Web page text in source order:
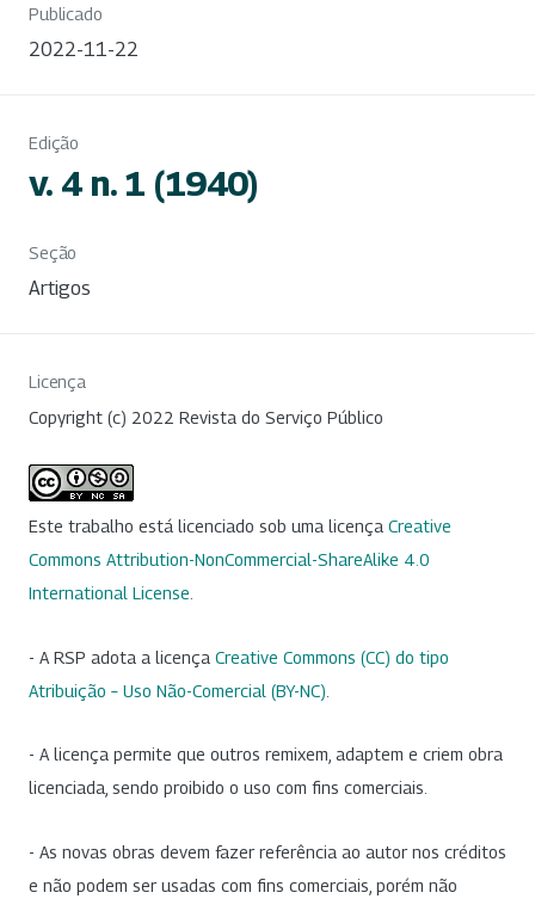
Publicado
2022-11-22
Edição
v. 4 n. 1 (1940)
Seção
Artigos
Licença
Copyright (c) 2022 Revista do Serviço Público
Este trabalho está licenciado sob uma licença Creative
Commons Attribution-NonCommercial-ShareAlike 4.0
International License
- A RSP adota a licença Creative Commons (CC) do tipo
Atribuição – Uso Não-Comercial (BY-NC)
- A licença permite que outros remixem, adaptem e criem obra
licenciada, sendo proibido o uso com fins comerciais.
- As novas obras devem fazer referência ao autor nos créditos
e não podem ser usadas com fins comerciais, porém não